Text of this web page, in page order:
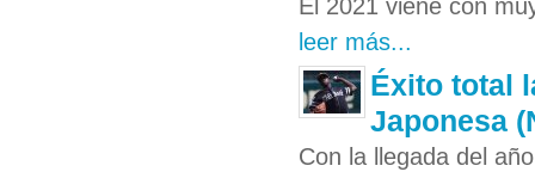
El 2021 viene con
leer más...
Éxito total
Japonesa
Con la llegada del